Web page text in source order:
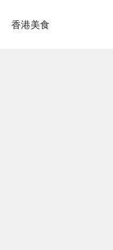
香港美食